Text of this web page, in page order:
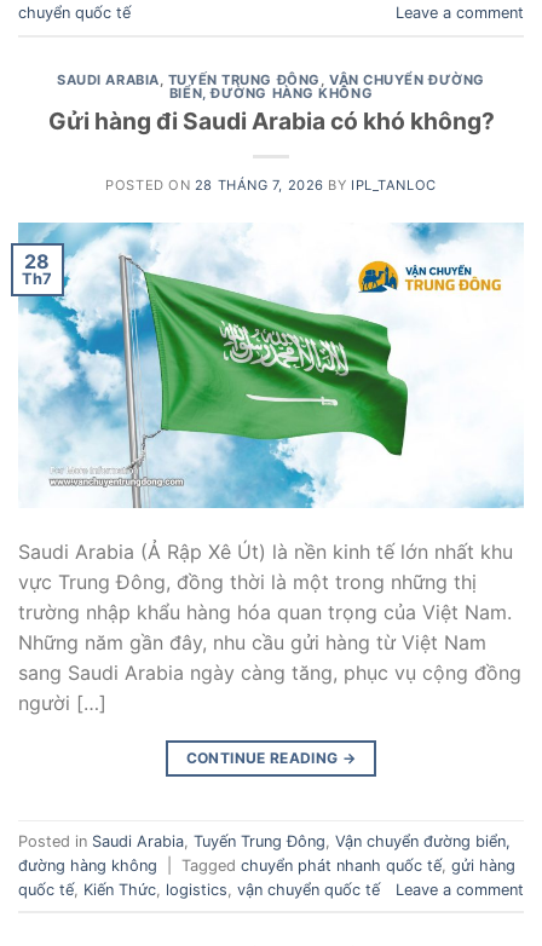
chuyển quốc tế
Leave a comment
SAUDI ARABIA, TUYẾN TRUNG ĐÔNG , VẬN CHUYỂN ĐƯỜNG
BIỂN, ĐƯỜNG HÀNG KHÔNG
Gửi hàng đi Saudi Arabia có khó không?
POSTED ON 28 THÁNG 7, 2026 BY IPL_TANLOC
28
Th7
Saudi Arabia (Ả Rập Xê Út) là nền kinh tế lớn nhất khu
vực Trung Đông, đồng thời là một trong những thị
trường nhập khẩu hàng hóa quan trọng của Việt Nam.
Những năm gần đây, nhu cầu gửi hàng từ Việt Nam
sang Saudi Arabia ngày càng tăng, phục vụ cộng đồng
người […]
CONTINUE READING →
Posted in Saudi Arabia Tuyến Trung Đông Vận chuyển đường biển,
đường hàng không
Tagged chuyển phát nhanh quốc tế, gửi hàng
quốc tế, Kiến Thức logistics vận chuyển quốc tế Leave a comment